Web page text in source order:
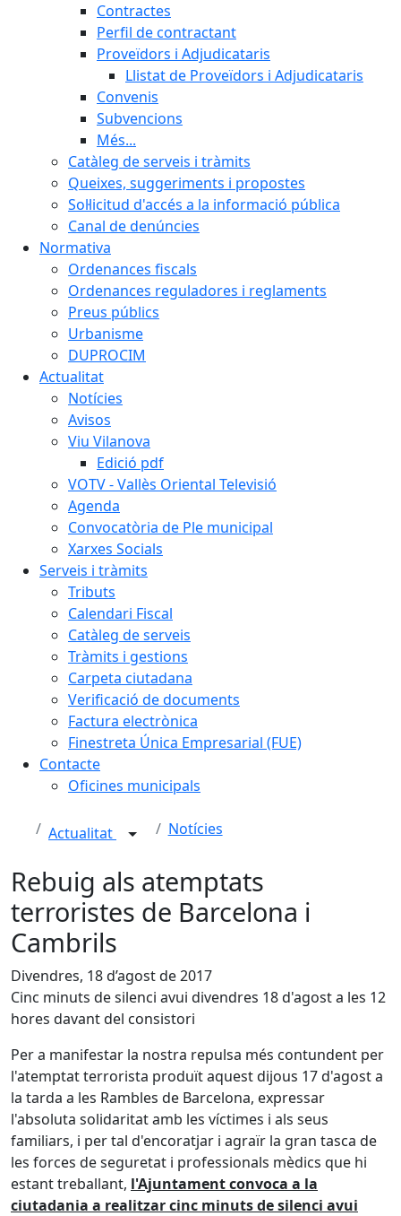
Contractes
Perfil de contractant
Proveïdors i Adjudicataris
Llistat de Proveïdors i Adjudicataris
Convenis
Subvencions
Més...
Catàleg de serveis i tràmits
Queixes, suggeriments i propostes
Sol·licitud d'accés a la informació pública
Canal de denúncies
Normativa
Ordenances fiscals
Ordenances reguladores i reglaments
Preus públics
Urbanisme
DUPROCIM
Actualitat
Notícies
Avisos
Viu Vilanova
Edició pdf
VOTV - Vallès Oriental Televisió
Agenda
Convocatòria de Ple municipal
Xarxes Socials
Serveis i tràmits
Tributs
Calendari Fiscal
Catàleg de serveis
Tràmits i gestions
Carpeta ciutadana
Verificació de documents
Factura electrònica
Finestreta Única Empresarial (FUE)
Contacte
Oficines municipals
Actualitat Notícies
Rebuig als atemptats
terroristes de Barcelona i
Cambrils
Divendres, 18 d’agost de 2017
Cinc minuts de silenci avui divendres 18 d'agost a les 12
hores davant del consistori
Per a manifestar la nostra repulsa més contundent per
l'atemptat terrorista produït aquest dijous 17 d'agost a
la tarda a les Rambles de Barcelona, expressar
l'absoluta solidaritat amb les víctimes i als seus
familiars, i per tal d'encoratjar i agraïr la gran tasca de
les forces de seguretat i professionals mèdics que hi
estant treballant, l'Ajuntament convoca a la
ciutadania a realitzar cinc minuts de silenci avui